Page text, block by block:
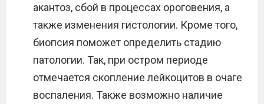
акантоз, сбой в процессах ороговения, а
также изменения гистологии. Кроме того,
биопсия поможет определить стадию
патологии. Так, при остром периоде
отмечается скопление лейкоцитов в очаге
воспаления. Также возможно наличие